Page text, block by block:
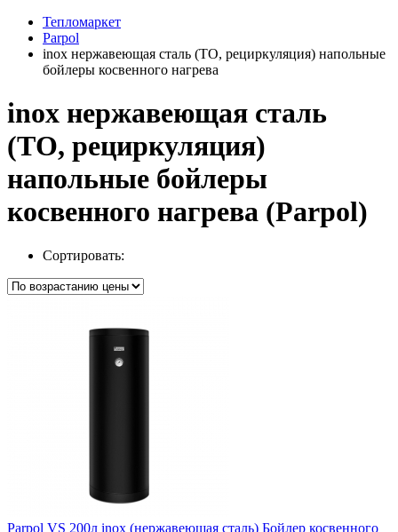
Тепломаркет
Parpol
inox нержавеющая сталь (ТО, рециркуляция) напольные
бойлеры косвенного нагрева
inox нержавеющая сталь
(ТО, рециркуляция)
напольные бойлеры
косвенного нагрева (Parpol)
Сортировать:
Parpol VS 200л inox (нержавеющая сталь) Бойлер косвенного